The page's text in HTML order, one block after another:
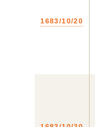
1683/10/20